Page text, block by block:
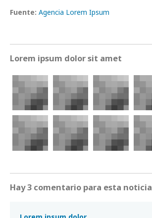
Fuente: Agencia Lorem Ipsum
Lorem ipsum dolor sit amet
Hay 3 comentario para esta noticia